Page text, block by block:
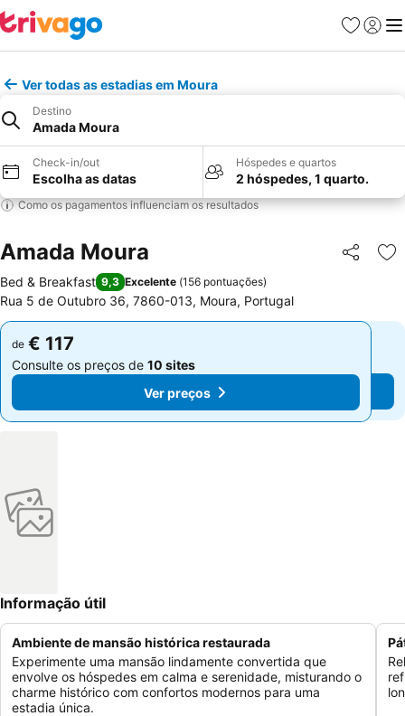
Favoritos
Iniciar
Ver todas as estadias em Moura
Destino
Amada Moura
Check-in/out
Escolha as datas
Hóspedes e quartos
2 hóspedes, 1 quarto.
Como os pagamentos influenciam os resultados
Amada Moura Partilhar
Bed & Breakfast 9,3 Excelente (156 pontuações)
Rua 5 de Outubro 36, 7860-013, Moura, Portugal
de € 117
Consulte os preços de 10 sites
Ver preços
de € 117
Consulte os preços de 10 sites
Ver preços
Informação útil
Ambiente de mansão histórica restaurada
Experimente uma mansão lindamente convertida que
envolve os hóspedes em calma e serenidade, misturando o
charme histórico com confortos modernos para uma
estadia única.